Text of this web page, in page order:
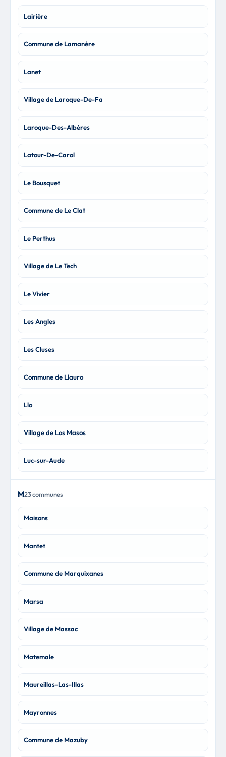
Lairière
Commune de Lamanère
Lanet
Village de Laroque-De-Fa
Laroque-Des-Albères
Latour-De-Carol
Le Bousquet
Commune de Le Clat
Le Perthus
Village de Le Tech
Le Vivier
Les Angles
Les Cluses
Commune de Llauro
Llo
Village de Los Masos
Luc-sur-Aude
M23 communes
Maisons
Mantet
Commune de Marquixanes
Marsa
Village de Massac
Matemale
Maureillas-Las-Illas
Mayronnes
Commune de Mazuby